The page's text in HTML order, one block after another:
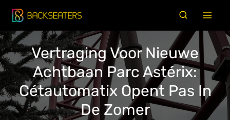
Doorgaan
naar
inhoud
Vertraging Voor Nieuwe
Achtbaan Parc Astérix:
Cétautomatix Opent Pas In
De Zomer